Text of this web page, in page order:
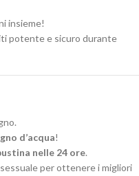
insieme!
potente e sicuro durante
d’acqua!
nelle 24 ore.
per ottenere i migliori